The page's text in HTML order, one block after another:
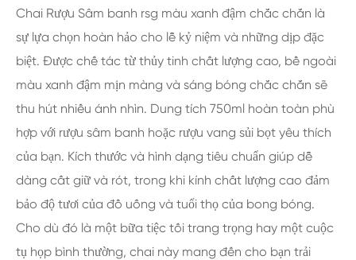
Chai Rượu Sâm banh rsg màu xanh đậm chắc chắn là
sự lựa chọn hoàn hảo cho lễ kỷ niệm và những dịp đặc
biệt. Được chế tác từ thủy tinh chất lượng cao, bề ngoài
màu xanh đậm mịn màng và sáng bóng chắc chắn sẽ
thu hút nhiều ánh nhìn. Dung tích 750ml hoàn toàn phù
hợp với rượu sâm banh hoặc rượu vang sủi bọt yêu thích
của bạn. Kích thước và hình dạng tiêu chuẩn giúp dễ
dàng cất giữ và rót, trong khi kính chất lượng cao đảm
bảo độ tươi của đồ uống và tuổi thọ của bong bóng.
Cho dù đó là một bữa tiệc tối trang trọng hay một cuộc
tụ họp bình thường, chai này mang đến cho bạn trải